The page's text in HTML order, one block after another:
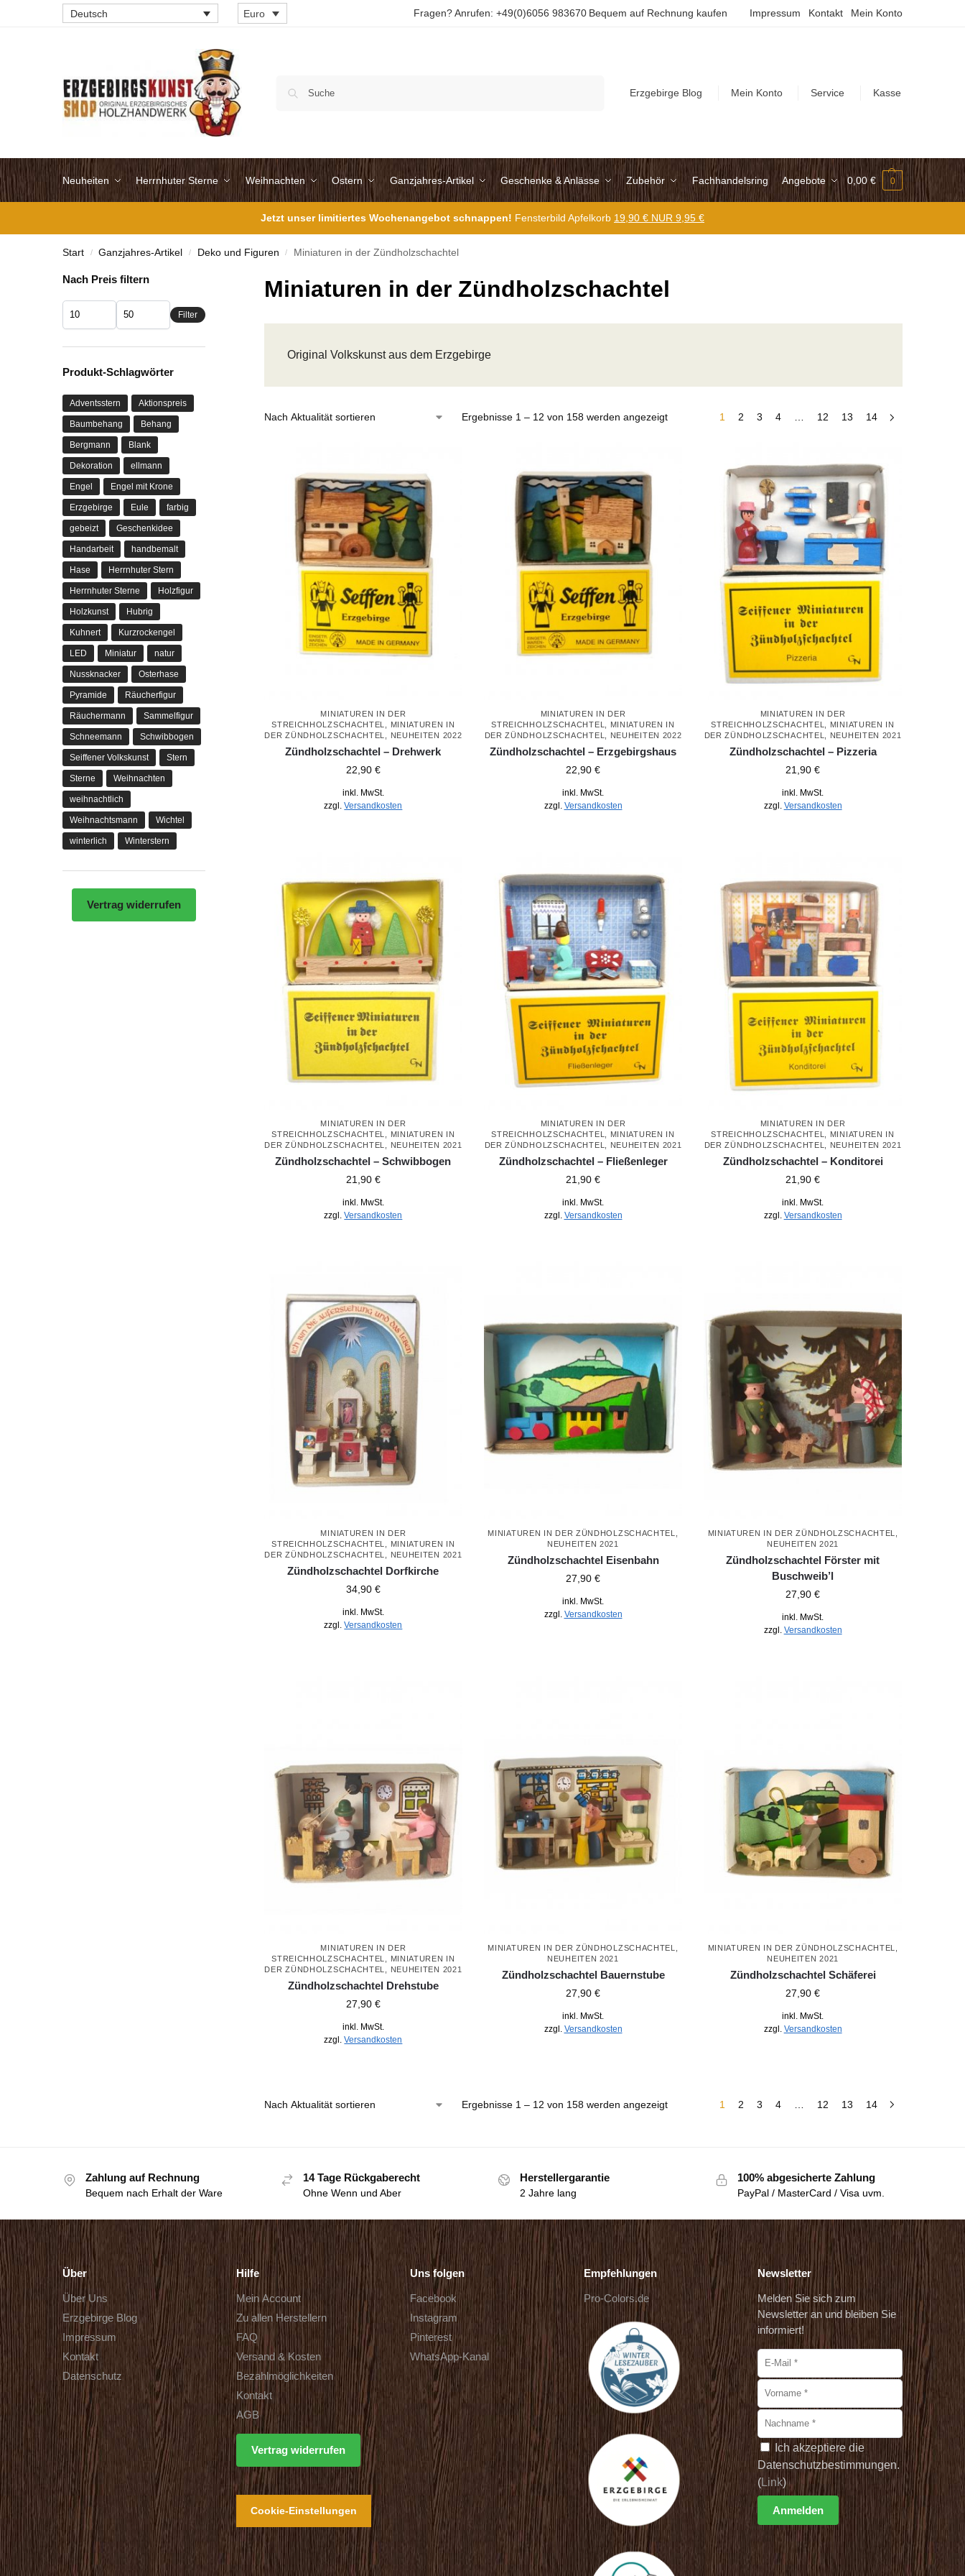
Deutsch Euro Fragen? Anrufen: +49(0)6056 983670 Bequem auf Rechnung kaufen Impressum Kontakt Mein Konto
Erzgebirge Blog Mein Konto Service Kasse
Neuheiten Herrnhuter Sterne Weihnachten Ostern Ganzjahres-Artikel Geschenke & Anlässe Zubehör Fachhandelsring Angebote 0,00 € 0
Jetzt unser limitiertes Wochenangebot schnappen! Fensterbild Apfelkorb 19,90 € NUR 9,95 €
Start / Ganzjahres-Artikel / Deko und Figuren / Miniaturen in der Zündholzschachtel
Miniaturen in der Zündholzschachtel
Original Volkskunst aus dem Erzgebirge
Ergebnisse 1 – 12 von 158 werden angezeigt 1 2 3 4 12 13 14
MINIATUREN IN DER
STREICHHOLZSCHACHTEL
MINIATUREN IN
DER ZÜNDHOLZSCHACHTEL
NEUHEITEN 2022
Zündholzschachtel – Drehwerk
22,90 €
inkl. MwSt.
zzgl.Versandkosten
MINIATUREN IN DER
STREICHHOLZSCHACHTEL
MINIATUREN IN
DER ZÜNDHOLZSCHACHTEL
NEUHEITEN 2022
Zündholzschachtel – Erzgebirgshaus
22,90 €
inkl. MwSt.
zzgl. Versandkosten
MINIATUREN IN DER
STREICHHOLZSCHACHTEL
MINIATUREN IN
DER ZÜNDHOLZSCHACHTEL
NEUHEITEN 2021
Zündholzschachtel – Pizzeria
21,90€
inkl. MwSt.
zzgl. Versandkosten
MINIATUREN IN DER
STREICHHOLZSCHACHTEL
MINIATUREN IN
DER ZÜNDHOLZSCHACHTEL
NEUHEITEN 2021
Zündholzschachtel – Schwibbogen
21,90 €
inkl. MwSt.
zzgl.Versandkosten
MINIATUREN IN DER
STREICHHOLZSCHACHTEL
MINIATUREN IN
DER ZÜNDHOLZSCHACHTEL
NEUHEITEN 2021
Zündholzschachtel – Fließenleger
21,90 €
inkl. MwSt.
zzgl. Versandkosten
MINIATUREN IN DER
STREICHHOLZSCHACHTEL
MINIATUREN IN
DER ZÜNDHOLZSCHACHTEL
NEUHEITEN 2021
Zündholzschachtel – Konditorei
21,90€
inkl. MwSt.
zzgl. Versandkosten
MINIATUREN IN DER
STREICHHOLZSCHACHTEL
MINIATUREN IN
DER ZÜNDHOLZSCHACHTEL
NEUHEITEN 2021
Zündholzschachtel Dorfkirche
34,90 €
inkl. MwSt.
zzgl.Versandkosten
MINIATUREN IN DER ZÜNDHOLZSCHACHTEL
NEUHEITEN 2021
Zündholzschachtel Eisenbahn
27,90 €
inkl. MwSt.
zzgl. Versandkosten
MINIATUREN IN DER ZÜNDHOLZSCHACHTEL
NEUHEITEN 2021
Zündholzschachtel Förster mit
Buschweib’l
27,90€
inkl. MwSt.
zzgl. Versandkosten
MINIATUREN IN DER
STREICHHOLZSCHACHTEL
MINIATUREN IN
DER ZÜNDHOLZSCHACHTEL
NEUHEITEN 2021
Zündholzschachtel Drehstube
27,90 €
inkl. MwSt.
zzgl.Versandkosten
MINIATUREN IN DER ZÜNDHOLZSCHACHTEL
NEUHEITEN 2021
Zündholzschachtel Bauernstube
27,90 €
inkl. MwSt.
zzgl. Versandkosten
MINIATUREN IN DER ZÜNDHOLZSCHACHTEL
NEUHEITEN 2021
Zündholzschachtel Schäferei
27,90€
inkl. MwSt.
zzgl. Versandkosten
Ergebnisse 1 – 12 von 158 werden angezeigt 1 2 3 4 12 13 14
Nach Preis filtern
Filter
Produkt-Schlagwörter
Adventsstern Aktionspreis
Baumbehang Behang
Bergmann Blank
Dekoration ellmann
Engel Engel mit Krone
Erzgebirge Eule farbig
gebeizt Geschenkidee
Handarbeit handbemalt
Hase Herrnhuter Stern
Herrnhuter Sterne Holzfigur
Holzkunst Hubrig
Kuhnert Kurzrockengel
LED Miniatur natur
Nussknacker Osterhase
Pyramide Räucherfigur
Räuchermann Sammelfigur
Schneemann Schwibbogen
Seiffener Volkskunst Stern
Sterne Weihnachten
weihnachtlich
Weihnachtsmann Wichtel
winterlich Winterstern
Vertrag widerrufen
Zahlung auf Rechnung
Bequem nach Erhalt der Ware
14 Tage Rückgaberecht
Ohne Wenn und Aber
Herstellergarantie
2 Jahre lang
100% abgesicherte Zahlung
PayPal / MasterCard / Visa uvm.
Über
Über Uns
Erzgebirge Blog
Impressum
Kontakt
Datenschutz
Hilfe
Mein Account
Zu allen Herstellern
FAQ
Versand & Kosten
Bezahlmöglichkeiten
Kontakt
AGB
Vertrag widerrufen
Cookie-Einstellungen
Uns folgen
Facebook
Instagram
Pinterest
WhatsApp-Kanal
Empfehlungen
Pro-Colors.de
Newsletter
Melden Sie sich zum
Newsletter an und bleiben Sie
informiert!
Ich akzeptiere die
Datenschutzbestimmungen.
(Link)